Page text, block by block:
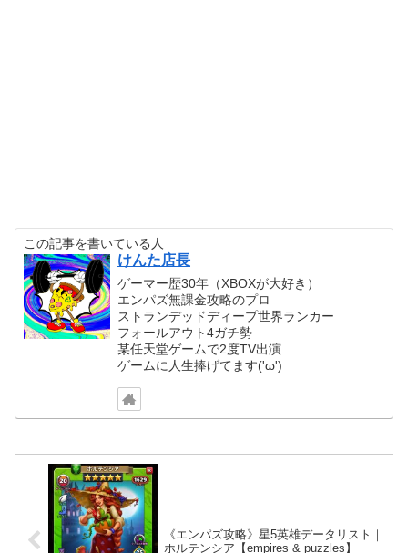
この記事を書いている人
けんた店長
ゲーマー歴30年（XBOXが大好き）
エンパズ無課金攻略のプロ
ストランデッドディープ世界ランカー
フォールアウト4ガチ勢
某任天堂ゲームで2度TV出演
ゲームに人生捧げてます('ω')
《エンパズ攻略》星5英雄データリスト｜
ホルテンシア【empires & puzzles】